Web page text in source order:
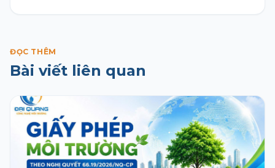
ĐỌC THÊM
Bài viết liên quan